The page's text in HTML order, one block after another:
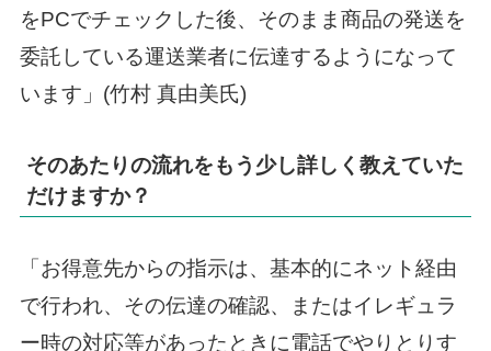
をPCでチェックした後、そのまま商品の発送を
委託している運送業者に伝達するようになって
います」(竹村 真由美氏)
そのあたりの流れをもう少し詳しく教えていた
だけますか？
「お得意先からの指示は、基本的にネット経由
で行われ、その伝達の確認、またはイレギュラ
ー時の対応等があったときに電話でやりとりす